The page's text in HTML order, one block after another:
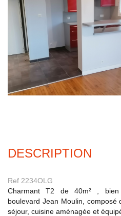
Nous contacter
02 98 44 56 58
Gestion Locative
02 98 80 49 38
Syndic
02 98 44 56 78
Transaction
Mon compte
DESCRIPTION
Ref 2234OLG
Charmant T2 de 40m² ,
boulevard Jean Moulin, composé
séjour, cuisine aménagée et